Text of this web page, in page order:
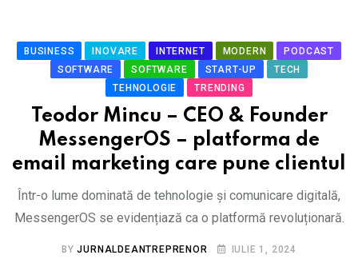
BUSINESS INOVARE INTERNET MODERN
PODCAST
SOFTWARE
SOFTWARE START-UP
TECH
TEHNOLOGIE
TRENDING
Teodor Mincu – CEO & Founder
MessengerOS – platforma de
email marketing care pune clientul
Într-o lume dominată de tehnologie și comunicare digitală,
MessengerOS se evidențiază ca o platformă revoluționară.
BYJURNALDEANTREPRENOR IULIE 1, 2024